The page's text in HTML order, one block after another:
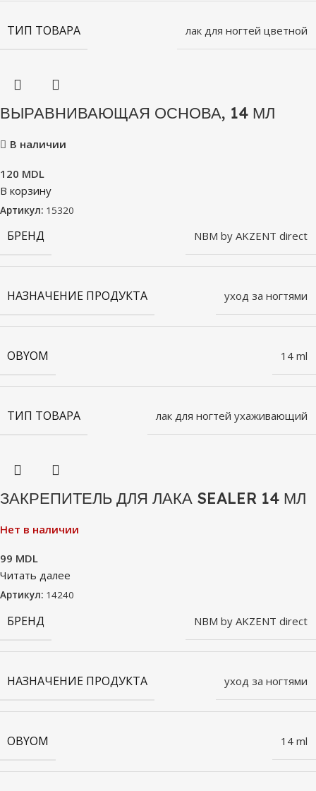
ТИП ТОВАРА лак для ногтей цветной
ВЫРАВНИВАЮЩАЯ ОСНОВА, 14 МЛ
В наличии
120 MDL
В корзину
Артикул: 15320
БРЕНД NBM by AKZENT direct
НАЗНАЧЕНИЕ ПРОДУКТА уход за ногтями
OBYOM 14 ml
ТИП ТОВАРА лак для ногтей ухаживающий
ЗАКРЕПИТЕЛЬ ДЛЯ ЛАКА SEALER 14 МЛ
Нет в наличии
99 MDL
Читать далее
Артикул: 14240
БРЕНД NBM by AKZENT direct
НАЗНАЧЕНИЕ ПРОДУКТА уход за ногтями
OBYOM 14 ml